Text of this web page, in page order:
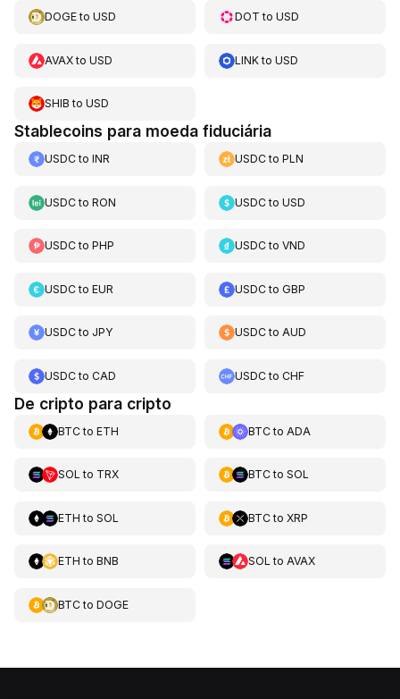
DOGEto USD DOT toUSD
AVAXto USD LINKtoUSD
SHIB to USD
Stablecoins para moeda fiduciária
USDCto INR USDCtoPLN
USDCto RON USDCtoUSD
USDCto PHP USDCtoVND
USDCto EUR USDCtoGBP
USDCto JPY USDCtoAUD
USDCto CAD USDCtoCHF
De cripto para cripto
BTCto ETH BTCto ADA
SOL to TRX BTCto SOL
ETH to SOL BTCto XRP
ETH to BNB SOL to AVAX
BTCto DOGE